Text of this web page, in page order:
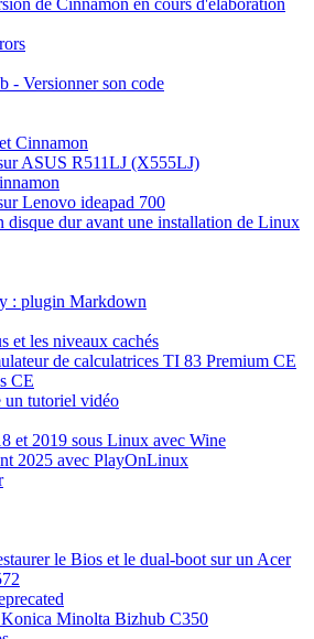
de Cinnamon en cours d'élaboration
- Versionner son code
Cinnamon
ASUS R511LJ (X555LJ)
Lenovo ideapad 700
disque dur avant une installation de Linux
: plugin Markdown
et les niveaux cachés
de calculatrices TI 83 Premium CE
CE
un tutoriel vidéo
et 2019 sous Linux avec Wine
2025 avec PlayOnLinux
le Bios et le dual-boot sur un Acer
Minolta Bizhub C350